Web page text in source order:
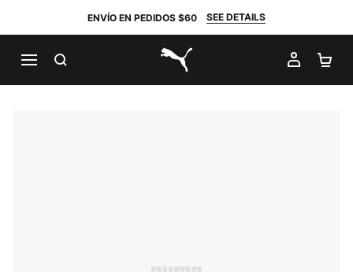
ENVÍO EN PEDIDOS $60 SEE DETAILS
PUMA.com
MI